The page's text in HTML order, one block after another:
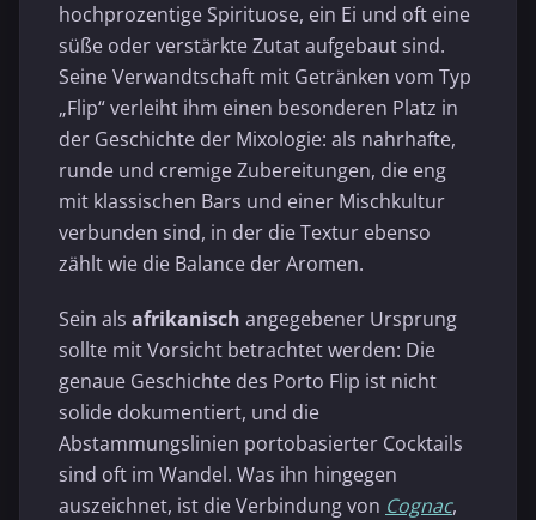
hochprozentige Spirituose, ein Ei und oft eine
süße oder verstärkte Zutat aufgebaut sind.
Seine Verwandtschaft mit Getränken vom Typ
„Flip“ verleiht ihm einen besonderen Platz in
der Geschichte der Mixologie: als nahrhafte,
runde und cremige Zubereitungen, die eng
mit klassischen Bars und einer Mischkultur
verbunden sind, in der die Textur ebenso
zählt wie die Balance der Aromen.
Sein als afrikanisch angegebener Ursprung
sollte mit Vorsicht betrachtet werden: Die
genaue Geschichte des Porto Flip ist nicht
solide dokumentiert, und die
Abstammungslinien portobasierter Cocktails
sind oft im Wandel. Was ihn hingegen
auszeichnet, ist die Verbindung von Cognac,